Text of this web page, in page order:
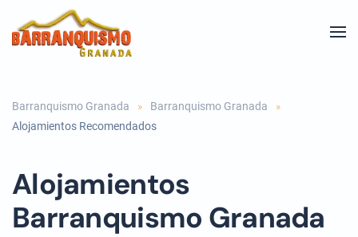
Skip to main content
Barranquismo Granada
Barranquismo Granada
Alojamientos Recomendados
Alojamientos
Barranquismo Granada